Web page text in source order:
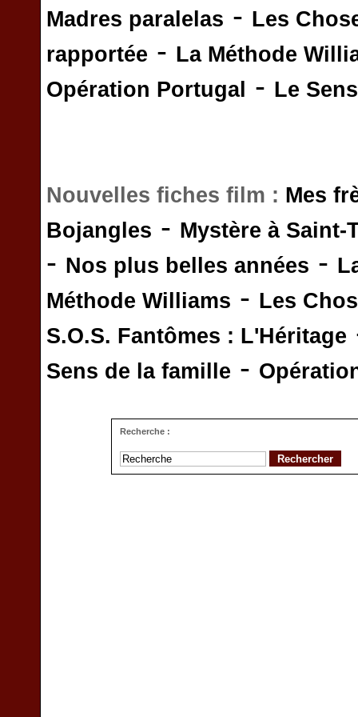
Madres paralelas - Les
rapportée - La Méthode
Opération Portugal
- Le
Nouvelles fiches film : Mes
Bojangles - Mystère à Saint-
- Nos plus belles années -
Méthode Williams - Les
S.O.S. Fantômes : L'Héritage
Sens de la famille -
Recherche :